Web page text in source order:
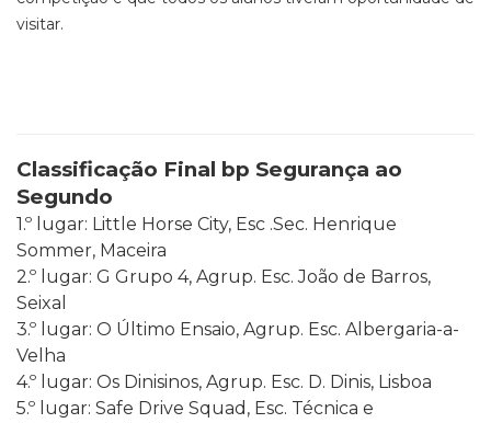
visitar.
Classificação Final bp Segurança ao
Segundo
1.º lugar: Little Horse City, Esc .Sec. Henrique
Sommer, Maceira
2.º lugar: G Grupo 4, Agrup. Esc. João de Barros,
Seixal
3.º lugar: O Último Ensaio, Agrup. Esc. Albergaria-a-
Velha
4.º lugar: Os Dinisinos, Agrup. Esc. D. Dinis, Lisboa
5.º lugar: Safe Drive Squad, Esc. Técnica e